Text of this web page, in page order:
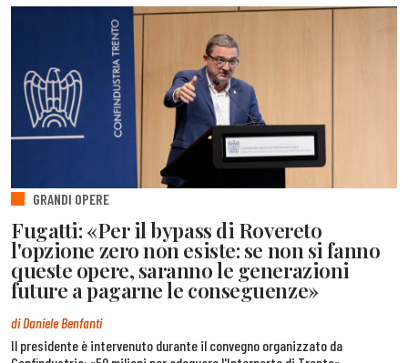
GRANDI OPERE
Fugatti: «Per il bypass di Rovereto
l'opzione zero non esiste: se non si fanno
queste opere, saranno le generazioni
future a pagarne le conseguenze»
di Daniele Benfanti
Il presidente è intervenuto durante il convegno organizzato da